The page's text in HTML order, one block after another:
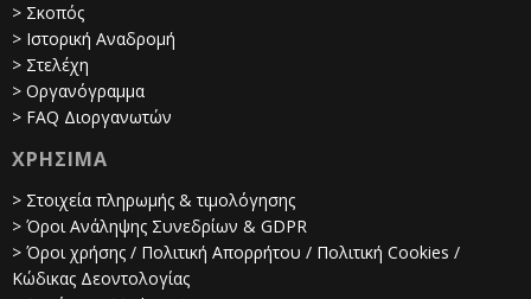
> Σκοπός
> Ιστορική Αναδρομή
> Στελέχη
> Οργανόγραμμα
> FAQ Διοργανωτών
ΧΡΗΣΙΜΑ
> Στοιχεία πληρωμής & τιμολόγησης
> Όροι Ανάληψης Συνεδρίων & GDPR
> Όροι χρήσης / Πολιτική Απορρήτου / Πολιτική Cookies /
Κώδικας Δεοντολογίας